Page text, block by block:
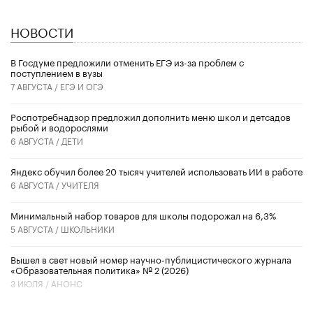
НОВОСТИ
В Госдуме предложили отменить ЕГЭ из-за проблем с
поступлением в вузы
7 АВГУСТА / ЕГЭ И ОГЭ
Роспотребнадзор предложил дополнить меню школ и детсадов
рыбой и водорослями
6 АВГУСТА / ДЕТИ
​Яндекс обучил более 20 тысяч учителей использовать ИИ в работе
6 АВГУСТА /УЧИТЕЛЯ
Минимальный набор товаров для школы подорожал на 6,3%
5 АВГУСТА / ШКОЛЬНИКИ
Вышел в свет новый номер научно-публицистического журнала
«Образовательная политика» № 2 (2026)
3 ИЮЛЯ / АНОНС